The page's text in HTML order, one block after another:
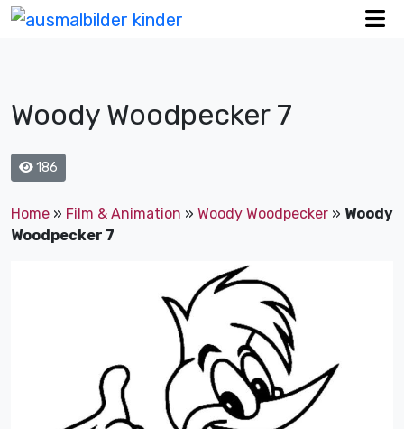
Woody Woodpecker 7
186
Home » Film & Animation » Woody Woodpecker » Woody
Woodpecker 7